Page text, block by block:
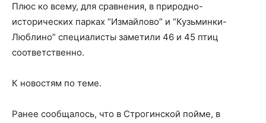
Плюс ко всему, для сравнения, в природно-
исторических парках “Измайлово” и “Кузьминки-
Люблино” специалисты заметили 46 и 45 птиц
соответственно.
К новостям по теме.
Ранее сообщалось, что в Строгинской пойме, в